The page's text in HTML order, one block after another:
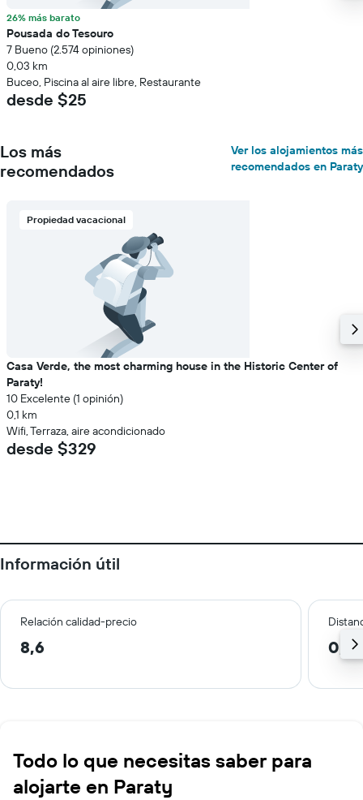
26% más barato
Pousada do Tesouro
7 Bueno (2.574 opiniones)
0,03 km
Buceo, Piscina al aire libre, Restaurante
desde $25
Los más
recomendados
Ver los alojamientos más
recomendados en Paraty
Propiedad vacacional
Casa Verde, the most charming house in the Historic Center of
Paraty!
10 Excelente (1 opinión)
0,1 km
Wifi, Terraza, aire acondicionado
desde $329
Información útil
Relación calidad-precio
8,6 0,5
Todo lo que necesitas saber para
alojarte en Paraty